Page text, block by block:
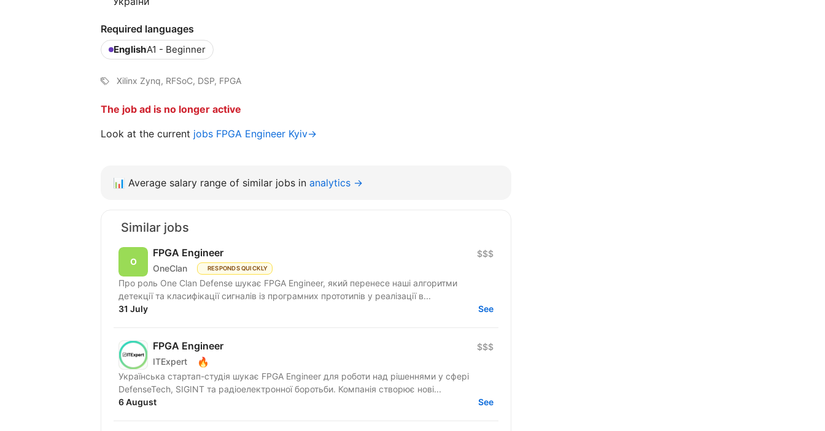
Required languages
EnglishA1 - Beginner
Xilinx Zynq, RFSoC, DSP, FPGA
The job ad is no longer active
Look at the current jobs FPGA Engineer Kyiv→
📊 Average salary range of similar jobs in analytics →
Similar jobs
FPGA Engineer
OneClan RESPONDS QUICKLY
$$$
Про роль One Clan Defense шукає FPGA Engineer, який перенесе наші алгоритми
детекції та класифікації сигналів із програмних прототипів у реалізації в...
31 July
See
FPGA Engineer
ITExpert 🔥
$$$
Українська стартап-студія шукає FPGA Engineer для роботи над рішеннями у сфері
DefenseTech, SIGINT та радіоелектронної боротьби. Компанія створює нові...
6 August
See